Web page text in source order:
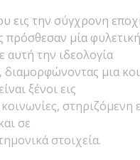
εις την σύγχρονη
πρόσθεσαν μία
αυτή την ιδεολογία
διαμορφώνοντας μια
ξένοι εις
κοινωνίες, στηριζόμενη
σε
στοιχεία.